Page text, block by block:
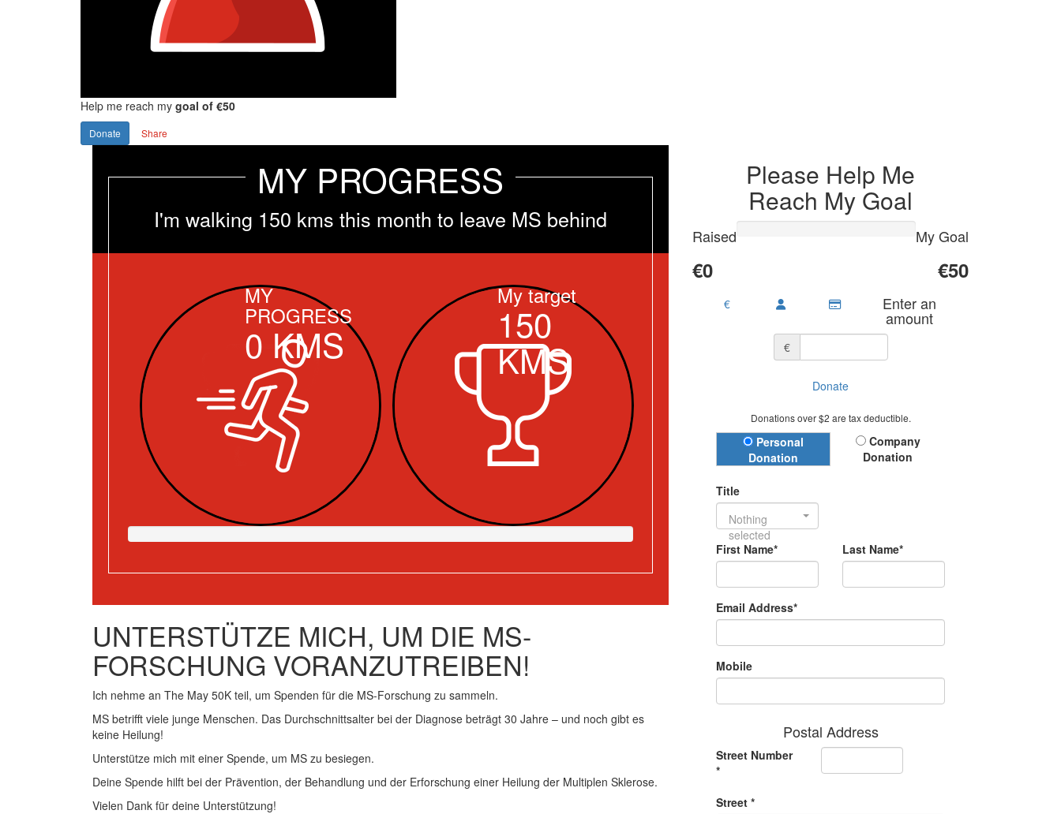
Help me reach my goal of €50
Donate Share
Please Help Me
Reach My Goal
Raised
€0
My Goal
€50
€ Enter an
amount
€
Donate
Donations over $2 are tax deductible.
Donation Type
Personal
Donation
Company
Donation
Title
Nothing
selected
First Name*
Last Name*
Email Address*
Mobile
Postal Address
Street Number
*
Street *
MY PROGRESS
I'm walking 150 kms this month to leave MS behind
MY
PROGRESS
0 KMS
My target
150
KMS
UNTERSTÜTZE MICH, UM DIE MS-
FORSCHUNG VORANZUTREIBEN!
Ich nehme an The May 50K teil, um Spenden für die MS-Forschung zu sammeln.
MS betrifft viele junge Menschen. Das Durchschnittsalter bei der Diagnose beträgt 30 Jahre – und noch gibt es
keine Heilung!
Unterstütze mich mit einer Spende, um MS zu besiegen.
Deine Spende hilft bei der Prävention, der Behandlung und der Erforschung einer Heilung der Multiplen Sklerose.
Vielen Dank für deine Unterstützung!